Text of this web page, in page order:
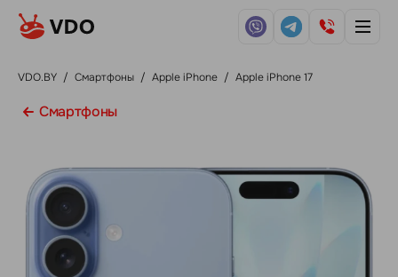
VDO.BY / Смартфоны / Apple iPhone / Apple iPhone 17
Смартфоны